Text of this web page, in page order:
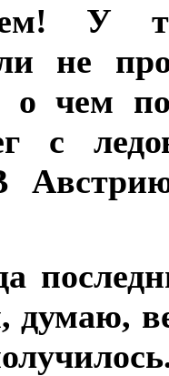
У
не
о чем
с
думаю,